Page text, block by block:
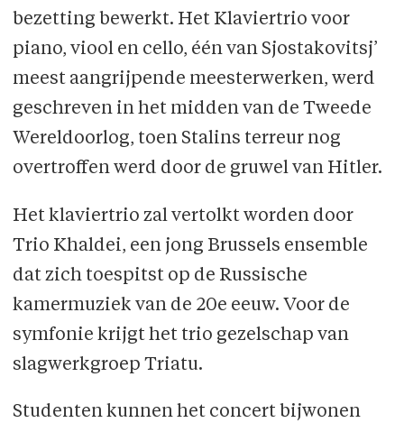
bezetting bewerkt. Het Klaviertrio voor
piano, viool en cello, één van Sjostakovitsj’
meest aangrijpende meesterwerken, werd
geschreven in het midden van de Tweede
Wereldoorlog, toen Stalins terreur nog
overtroffen werd door de gruwel van Hitler.
Het klaviertrio zal vertolkt worden door
Trio Khaldei, een jong Brussels ensemble
dat zich toespitst op de Russische
kamermuziek van de 20e eeuw. Voor de
symfonie krijgt het trio gezelschap van
slagwerkgroep Triatu.
Studenten kunnen het concert bijwonen